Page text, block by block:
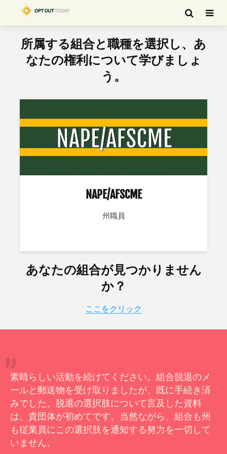
所属する組合と職種を選択し、あ
なたの権利について学びましょ
う。
NAPE/AFSCME
州職員
あなたの組合が見つかりません
か？
ここをクリック
素晴らしい活動を続けてください。組合脱退のメ
ールと郵送物を受け取りましたが、既に手続き済
みでした。脱退の選択肢について言及した資料
は、貴団体が初めてです。当然ながら、組合も州
も従業員にこの選択肢を通知する努力を一切して
いません。